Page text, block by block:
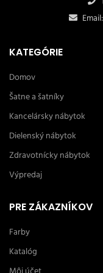
Email:
KATEGÓRIE
Domov
Šatne a šatníky
Kancelársky nábytok
Dielenský nábytok
Zdravotnícky nábytok
Výpredaj
PRE ZÁKAZNÍKOV
Farby
Katalóg